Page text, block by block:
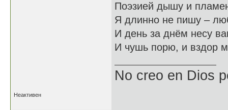
Поэзией дышу и
Я длинно не пишу –
И день за днём несу
И чушь порю, и вздор
No creo en Dios
Неактивен